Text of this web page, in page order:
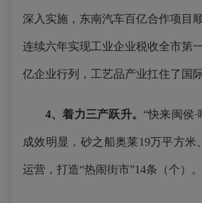
深入实施，东南汽车百亿合作项目
连续六年实现工业企业税收全市第
亿企业行列，工艺品产业扛住了国
4、着力三产跃升。 “快来闽侯
成效明显，砂之船奥莱19万平方米
运营，打造“热闹街市”14条（个）。